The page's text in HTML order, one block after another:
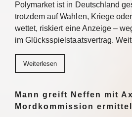
Polymarket ist in Deutschland
trotzdem auf Wahlen, Kriege
wettet, riskiert eine Anzeige –
im Glücksspielstaatsvertrag.
Weiterlesen
Mann greift Neffen mit
Mordkommission